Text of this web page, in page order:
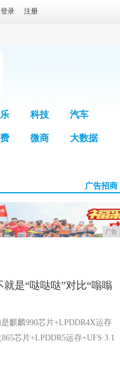
登录 注册
科技 汽车
微商 大数据
广告招商
广告
是“哒哒哒”对比“嗡嗡
麒麟990芯片+LPDDR4X运存
芯片+LPDDR5运存+UFS 3.1